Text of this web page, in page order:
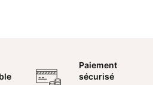
Paiement
sécurisé